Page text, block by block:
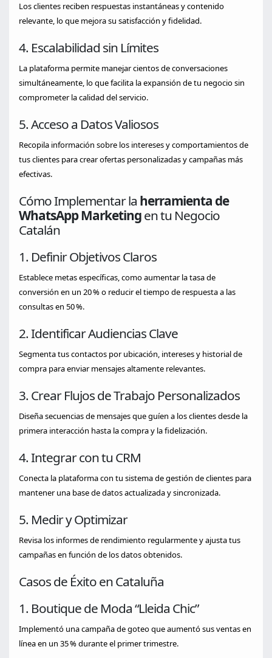
Los clientes reciben respuestas instantáneas y contenido
relevante, lo que mejora su satisfacción y fidelidad.
4. Escalabilidad sin Límites
La plataforma permite manejar cientos de conversaciones
simultáneamente, lo que facilita la expansión de tu negocio sin
comprometer la calidad del servicio.
5. Acceso a Datos Valiosos
Recopila información sobre los intereses y comportamientos de
tus clientes para crear ofertas personalizadas y campañas más
efectivas.
Cómo Implementar la herramienta de
WhatsApp Marketingen tu Negocio
Catalán
1. Definir Objetivos Claros
Establece metas específicas, como aumentar la tasa de
conversión en un 20 % o reducir el tiempo de respuesta a las
consultas en 50 %.
2. Identificar Audiencias Clave
Segmenta tus contactos por ubicación, intereses y historial de
compra para enviar mensajes altamente relevantes.
3. Crear Flujos de Trabajo Personalizados
Diseña secuencias de mensajes que guíen a los clientes desde la
primera interacción hasta la compra y la fidelización.
4. Integrar con tu CRM
Conecta la plataforma con tu sistema de gestión de clientes para
mantener una base de datos actualizada y sincronizada.
5. Medir y Optimizar
Revisa los informes de rendimiento regularmente y ajusta tus
campañas en función de los datos obtenidos.
Casos de Éxito en Cataluña
1. Boutique de Moda “Lleida Chic”
Implementó una campaña de goteo que aumentó sus ventas en
línea en un 35 % durante el primer trimestre.